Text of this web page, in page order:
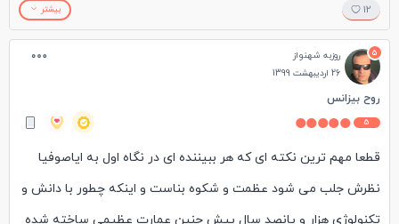
حیاط مجموعه خیلی بزرگ نبود و بلافاصله به دیدن قسمت اصلی
مسجد رفتیم. داخل مسجد خیلی بزرگ بود و با شکوه. با لوسترهایی
که چراغ های خیلی خاصی داشتن و من رو یاد فیلم هری پاتر
مینداختن. طبقه دوم تابلوهای از حضرت مسیح با کاشی کاری خاصی
نصب شده بودن که خیلی زیبا بود. دیدن صحن بزرگ مسجد از طبقه
بالا هم لذت بخش بود.
12 بیشتر
5
روزبه شهنواز
26 اردیبهشت 1399
روح بیزانس
5
قطعا مهم ترین نکته ای که هر ببیننده ای در نگاه اول به ایاصوفیا
نظرش جلب می شود عظمت و شکوه بناست و اینکه چطور با دانش و
تکنولوژیِ هزار و پانصد سال پیش چنین عمارتِ عظیمی ساخته شده